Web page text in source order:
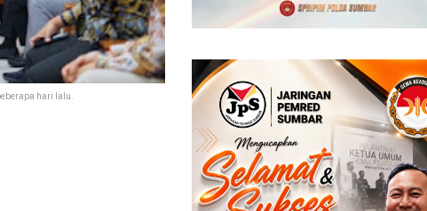
hari lalu.